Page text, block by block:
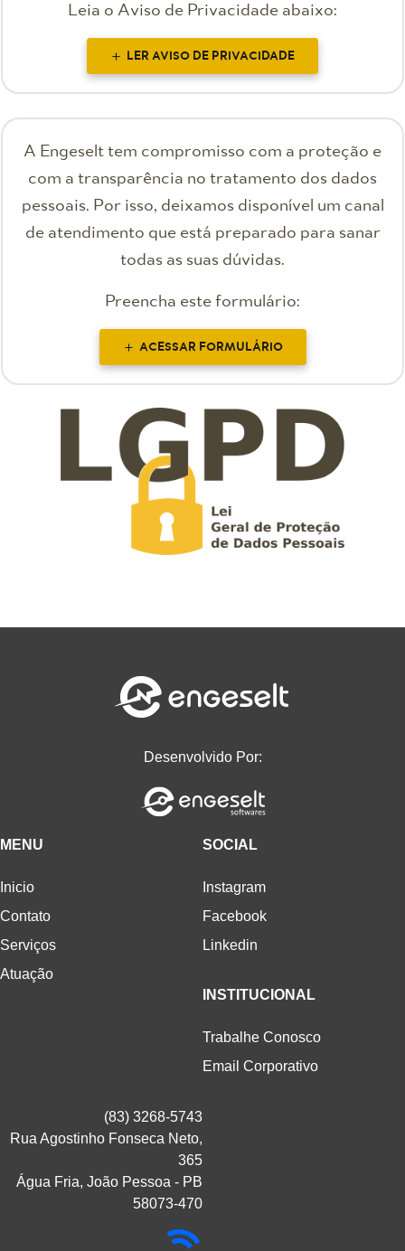
Leia o Aviso de Privacidade abaixo:
LER AVISO DE PRIVACIDADE
A Engeselt tem compromisso com a proteção e
com a transparência no tratamento dos dados
pessoais. Por isso, deixamos disponível um canal
de atendimento que está preparado para sanar
todas as suas dúvidas.
Preencha este formulário:
ACESSAR FORMULÁRIO
Desenvolvido Por:
MENU
Inicio
Contato
Serviços
Atuação
SOCIAL
Instagram
Facebook
Linkedin
INSTITUCIONAL
Trabalhe Conosco
Email Corporativo
(83) 3268-5743
Rua Agostinho Fonseca Neto,
365
Água Fria, João Pessoa - PB
58073-470